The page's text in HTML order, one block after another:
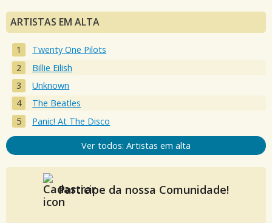
ARTISTAS EM ALTA
Twenty One Pilots
Billie Eilish
Unknown
The Beatles
Panic! At The Disco
Ver todos: Artistas em alta
Participe da nossa Comunidade!